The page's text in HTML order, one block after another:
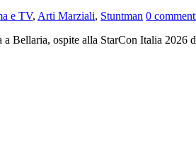
e TV, Arti Marziali, Stuntman 0
Bellaria, ospite alla StarCon Italia 2026